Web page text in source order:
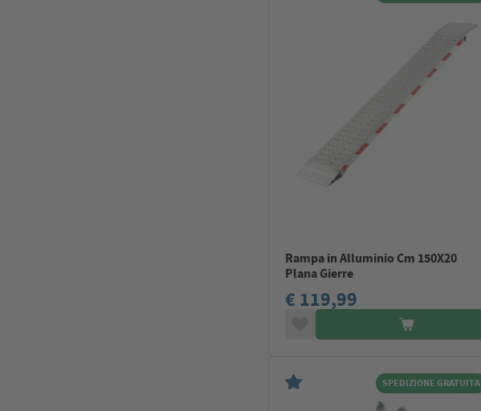
Rampa in Alluminio Cm 150X20
Plana Gierre
€ 119,99
SPEDIZIONE GRATUITA